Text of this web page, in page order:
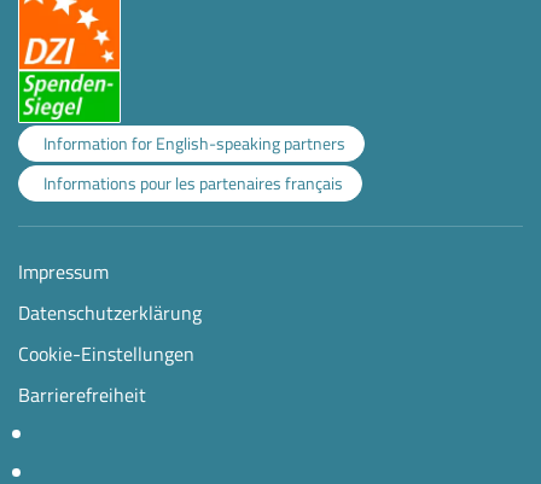
Information for English-speaking partners
Informations pour les partenaires français
Impressum
Datenschutzerklärung
Cookie-Einstellungen
Barrierefreiheit